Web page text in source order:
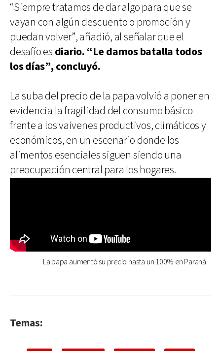
“Siempre tratamos de dar algo para que se
vayan con algún descuento o promoción y
puedan volver”, añadió, al señalar que el
desafío es diario. “Le damos batalla todos
los días”, concluyó.
La suba del precio de la papa volvió a poner en
evidencia la fragilidad del consumo básico
frente a los vaivenes productivos, climáticos y
económicos, en un escenario donde los
alimentos esenciales siguen siendo una
preocupación central para los hogares.
La papa aumentó su precio hasta un 100% en Paraná
Temas: